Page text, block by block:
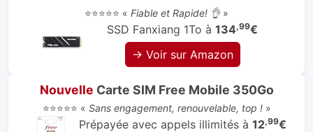
⭐⭐⭐⭐⭐ « Fiable et Rapide! 👌»
SSD Fanxiang 1To à 134,99€
→ Voir sur Amazon
Nouvelle Carte SIM Free Mobile 350Go
⭐⭐⭐⭐⭐ « Sans engagement, renouvelable, top !»
Prépayée avec appels illimités à 12,99€